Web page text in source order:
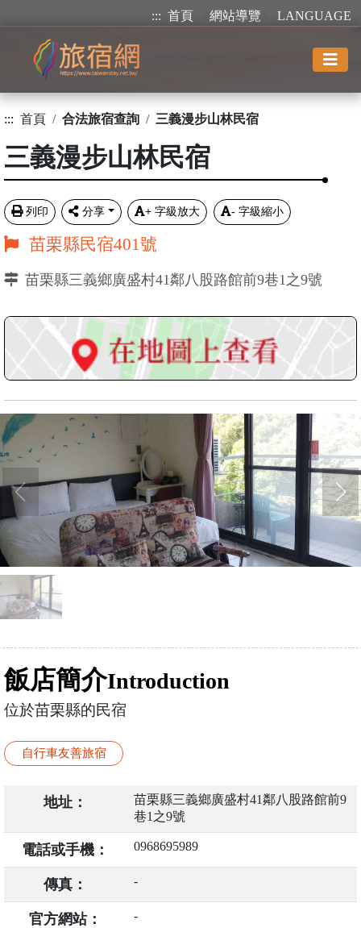
::: 首頁 網站導覽 LANGUAGE
::: 首頁 合法旅宿查詢 三義漫步山林民宿
三義漫步山林民宿
列印 分享 + 字級放大 - 字級縮小
苗栗縣民宿401號
苗栗縣三義鄉廣盛村41鄰八股路館前9巷1之9號
飯店簡介Introduction
位於苗栗縣的民宿
自行車友善旅宿
地址：
苗栗縣三義鄉廣盛村41鄰八股路館前9
巷1之9號
電話或手機： 0968695989
傳真： -
官方網站： -